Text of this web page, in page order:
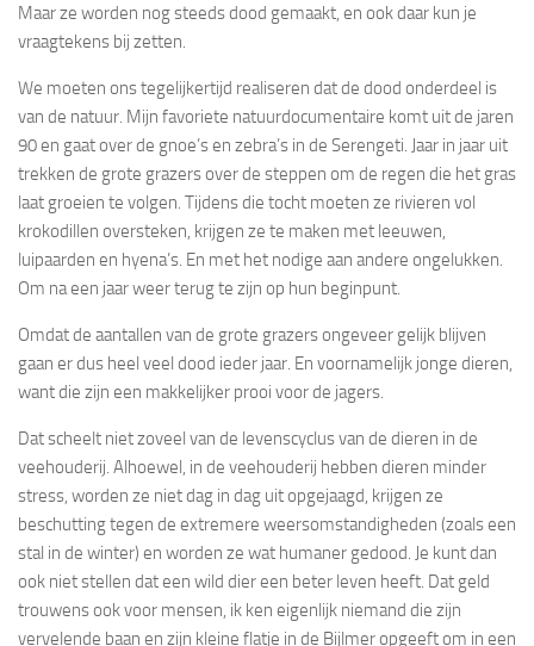
Maar ze worden nog steeds dood gemaakt, en ook daar kun je
vraagtekens bij zetten.
We moeten ons tegelijkertijd realiseren dat de dood onderdeel is
van de natuur. Mijn favoriete natuurdocumentaire komt uit de jaren
90 en gaat over de gnoe’s en zebra’s in de Serengeti. Jaar in jaar uit
trekken de grote grazers over de steppen om de regen die het gras
laat groeien te volgen. Tijdens die tocht moeten ze rivieren vol
krokodillen oversteken, krijgen ze te maken met leeuwen,
luipaarden en hyena’s. En met het nodige aan andere ongelukken.
Om na een jaar weer terug te zijn op hun beginpunt.
Omdat de aantallen van de grote grazers ongeveer gelijk blijven
gaan er dus heel veel dood ieder jaar. En voornamelijk jonge dieren,
want die zijn een makkelijker prooi voor de jagers.
Dat scheelt niet zoveel van de levenscyclus van de dieren in de
veehouderij. Alhoewel, in de veehouderij hebben dieren minder
stress, worden ze niet dag in dag uit opgejaagd, krijgen ze
beschutting tegen de extremere weersomstandigheden (zoals een
stal in de winter) en worden ze wat humaner gedood. Je kunt dan
ook niet stellen dat een wild dier een beter leven heeft. Dat geld
trouwens ook voor mensen, ik ken eigenlijk niemand die zijn
vervelende baan en zijn kleine flatje in de Bijlmer opgeeft om in een